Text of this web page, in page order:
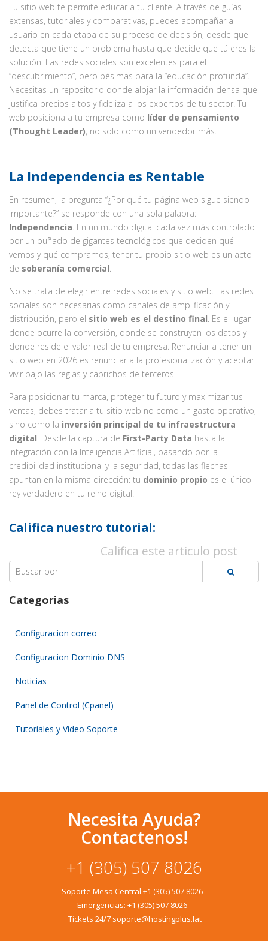
Tu sitio web te permite educar a tu cliente. A través de guías
extensas, tutoriales y comparativas, puedes acompañar al
usuario en cada etapa de su proceso de decisión, desde que
detecta que tiene un problema hasta que decide que tú eres la
solución. Las redes sociales son excelentes para el
“descubrimiento”, pero pésimas para la “educación profunda”.
Necesitas un repositorio donde alojar la información densa que
justifica precios altos y fideliza a los expertos de tu sector. Tu
web posiciona a tu empresa como líder de pensamiento
(Thought Leader), no solo como un vendedor más.
La Independencia es Rentable
En resumen, la pregunta “¿Por qué tu página web sigue siendo
importante?” se responde con una sola palabra:
Independencia . En un mundo digital cada vez más controlado
por un puñado de gigantes tecnológicos que deciden qué
vemos y qué compramos, tener tu propio sitio web es un acto
de soberanía comercial
No se trata de elegir entre redes sociales y sitio web. Las redes
sociales son necesarias como canales de amplificación y
distribución, pero el sitio web es el destino final . Es el lugar
donde ocurre la conversión, donde se construyen los datos y
donde reside el valor real de tu empresa. Renunciar a tener un
sitio web en 2026 es renunciar a la profesionalización y aceptar
vivir bajo las reglas y caprichos de terceros.
Para posicionar tu marca, proteger tu futuro y maximizar tus
ventas, debes tratar a tu sitio web no como un gasto operativo,
sino como la inversión principal de tu infraestructura
digital . Desde la captura de First-Party Data hasta la
integración con la Inteligencia Artificial, pasando por la
credibilidad institucional y la seguridad, todas las flechas
apuntan en la misma dirección: tu dominio propio es el único
rey verdadero en tu reino digital.
Califica nuestro tutorial:
Califica este articulo post
Search
for:
Categorias
Configuracion correo
Configuracion Dominio DNS
Noticias
Panel de Control (Cpanel)
Tutoriales y Video Soporte
Necesita Ayuda?
Contactenos!
+1 (305) 507 8026
Soporte Mesa Central +1 (305) 507 8026-
Emergencias: +1 (305) 507 8026-
Tickets 24/7 soporte@hostingplus.lat